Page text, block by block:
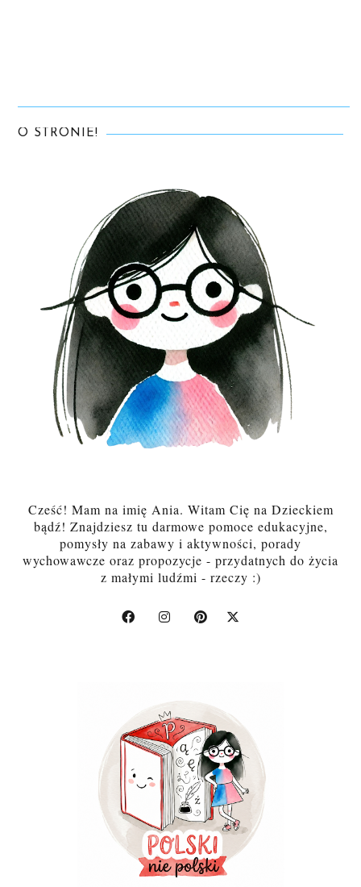
O STRONIE!
Cześć! Mam na imię Ania. Witam Cię na Dzieckiem
bądź! Znajdziesz tu darmowe pomoce edukacyjne,
pomysły na zabawy i aktywności, porady
wychowawcze oraz propozycje - przydatnych do życia
z małymi ludźmi - rzeczy :)